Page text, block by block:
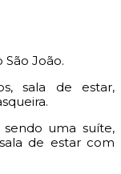
João.
sala de estar,
uma suíte,
de estar com